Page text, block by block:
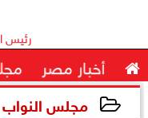
رئيس
 أخبار مصر
مجلس النواب